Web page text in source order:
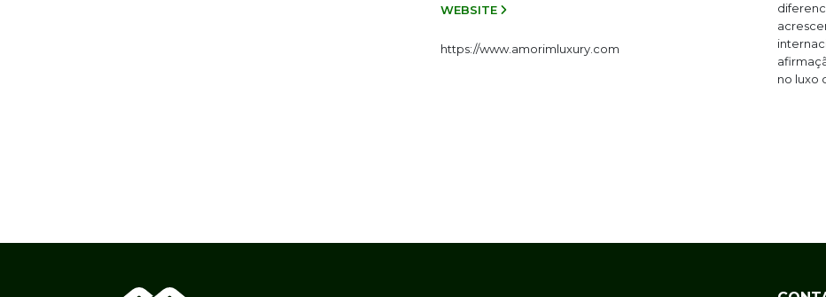
WEBSITE
https://www.amorimluxury.com
no luxo